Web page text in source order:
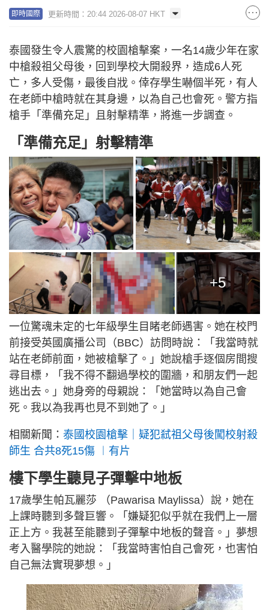
即時國際 更新時間：20:44 2026-08-07 HKT
泰國發生令人震驚的校園槍擊案，一名14歲少年在家
中槍殺祖父母後，回到學校大開殺界，造成6人死
亡，多人受傷，最後自戕。倖存學生嚇個半死，有人
在老師中槍時就在其身邊，以為自己也會死。警方指
槍手「準備充足」且射擊精準，將進一步調查。
「準備充足」射擊精準
+5
一位驚魂未定的七年級學生目睹老師遇害。她在校門
前接受英國廣播公司（BBC）訪問時說：「我當時就
站在老師前面，她被槍擊了。」她說槍手逐個房間搜
尋目標，「我不得不翻過學校的圍牆，和朋友們一起
逃出去。」她身旁的母親說：「她當時以為自己會
死。我以為我再也見不到她了。」
相關新聞： 泰國校園槍擊｜疑犯弒祖父母後闖校射殺
師生 合共8死15傷 ︱有片
樓下學生聽見子彈擊中地板
17歲學生帕瓦麗莎 （Pawarisa Maylissa）說，她在
上課時聽到多聲巨響。「嫌疑犯似乎就在我們上一層
正上方。我甚至能聽到子彈擊中地板的聲音。」夢想
考入醫學院的她說：「我當時害怕自己會死，也害怕
自己無法實現夢想。」